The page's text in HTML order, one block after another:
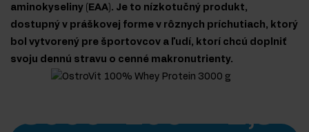
aminokyseliny (EAA). Je to nízkotučný produkt,
dostupný v práškovej forme v rôznych príchutiach, ktorý
bol vytvorený pre športovcov a ľudí, ktorí chcú doplniť
svoju dennú stravu o cenné makronutrienty.
3000 100 2,5